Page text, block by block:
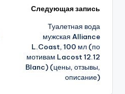
Следующая запись
Туалетная вода
мужская Alliance
L.Coast, 100 мл (по
мотивам Lacost 12.12
Blanc) (цены, отзывы,
описание)